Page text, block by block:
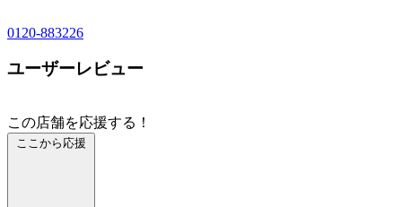
0120-883226
ユーザーレビュー
この店舗を応援する！
ここから応援